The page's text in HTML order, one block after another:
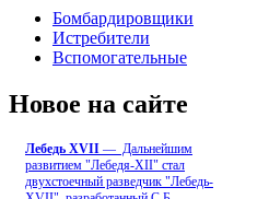
Бомбардировщики
Истребители
Вспомогательные
Новое на сайте
Лебедь ХVII — Дальнейшим
развитием "Лебедя-ХII" стал
двухстоечный разведчик "Лебедь-